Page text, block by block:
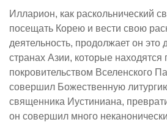
Илларион, как раскольнический
посещать Корею и вести свою
деятельность, продолжает он это
странах Азии, которые находятся
покровительством Вселенского
совершил Божественную
священника Иустиниана,
он совершил много